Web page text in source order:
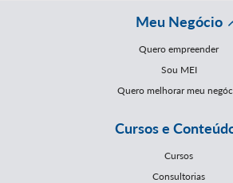
Meu Negócio
Quero empreender
Sou MEI
Quero melhorar meu
Cursos e
Cursos
Consultorias